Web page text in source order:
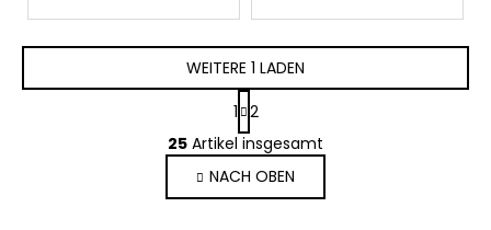
S
t
e
u
WEITERE 1 LADEN
P
a
g
i
n
i
1 2
25 Artikel insgesamt
NACH OBEN